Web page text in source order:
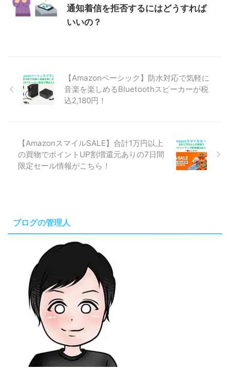
通知着信を拒否するにはどうすれば
いいの？
【Amazonベーシック】防水対応で気軽に
音楽を楽しめるBluetoothスピーカーが税
込2,180円！
【AmazonスマイルSALE】合計1万円以上
の買物でポイントUP割増還元ありの7日間
限定セール情報がこちら！
ブログの管理人